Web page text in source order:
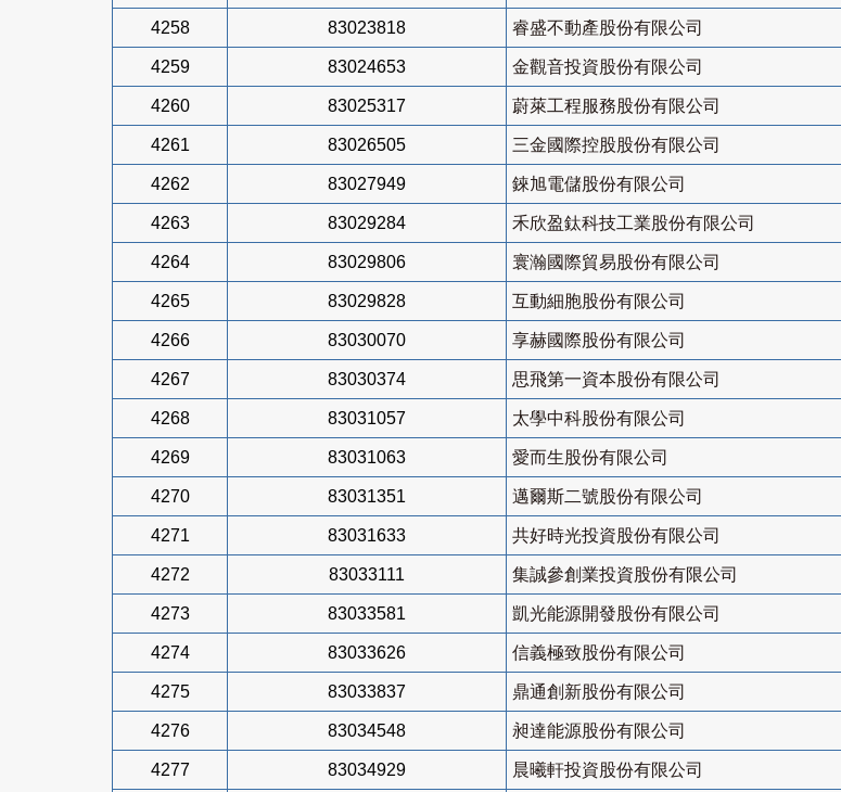
4258 83023818 睿盛不動產股份有限公司
4259 83024653 金觀音投資股份有限公司
4260 83025317 蔚萊工程服務股份有限公司
4261 83026505 三金國際控股股份有限公司
4262 83027949 錸旭電儲股份有限公司
4263 83029284 禾欣盈鈦科技工業股份有限公司
4264 83029806 寰瀚國際貿易股份有限公司
4265 83029828 互動細胞股份有限公司
4266 83030070 享赫國際股份有限公司
4267 83030374 思飛第一資本股份有限公司
4268 83031057 太學中科股份有限公司
4269 83031063 愛而生股份有限公司
4270 83031351 邁爾斯二號股份有限公司
4271 83031633 共好時光投資股份有限公司
4272 83033111 集誠參創業投資股份有限公司
4273 83033581 凱光能源開發股份有限公司
4274 83033626 信義極致股份有限公司
4275 83033837 鼎通創新股份有限公司
4276 83034548 昶達能源股份有限公司
4277 83034929 晨曦軒投資股份有限公司